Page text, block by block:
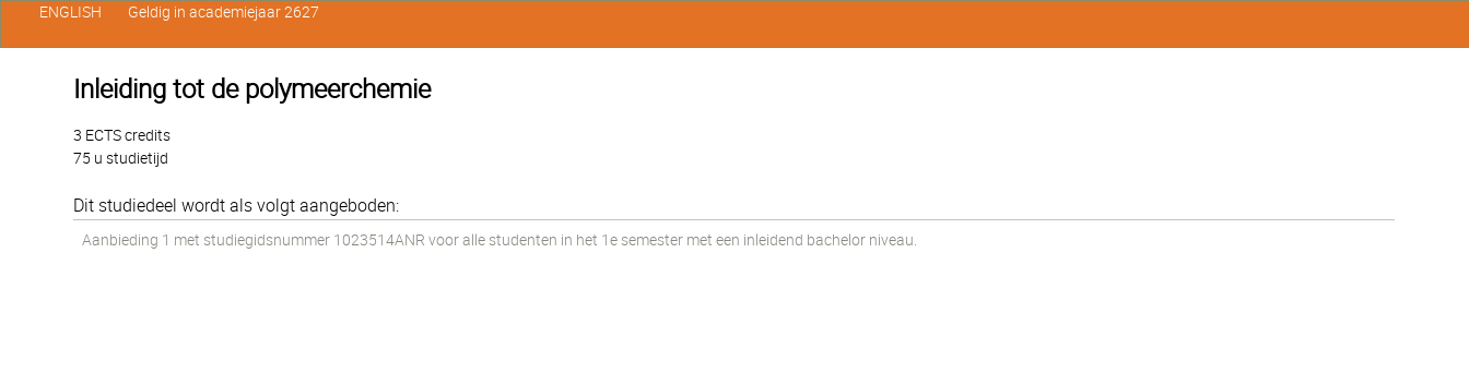
Inleiding tot de polymeerchemie
3 ECTS credits
75 u studietijd
Dit studiedeel wordt als volgt aangeboden:
Aanbieding 1 met studiegidsnummer 1023514ANR voor alle studenten in het 1e semester met een inleidend bachelor niveau.
ENGLISH Geldig in academiejaar 2627